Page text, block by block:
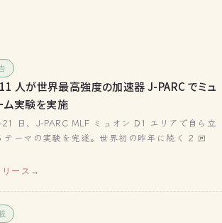
人が世界最高強度の加速器 J-PARC でミュ
ム実験を実施
日、J-PARC MLF ミュオン D1 エリアで自ら立
テーマの実験を完遂。世界初の昨年に続く 2 回
ース